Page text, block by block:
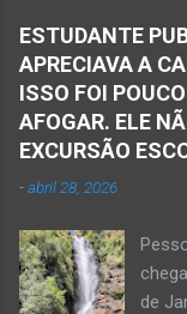
ESTUDANTE
APRECIAVA A
ISSO FOI
AFOGAR. ELE
EXCURSÃO
-abril 28, 2026
de